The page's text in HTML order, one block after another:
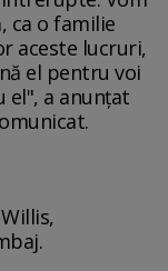
ca o familie
aceste lucruri,
el pentru voi
el", a anunţat